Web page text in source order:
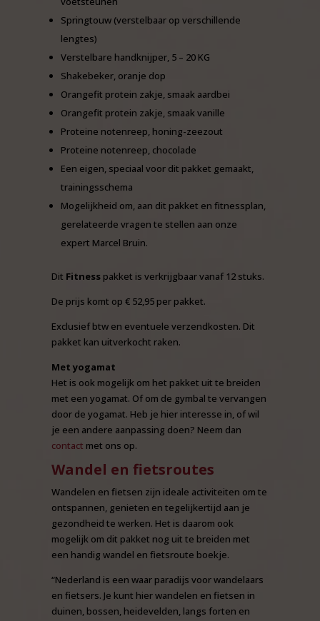
Springtouw (verstelbaar op verschillende
lengtes)
Verstelbare handknijper, 5 – 20 KG
Shakebeker, oranje dop
Orangefit protein zakje, smaak aardbei
Orangefit protein zakje, smaak vanille
Proteine notenreep, honing-zeezout
Proteine notenreep, chocolade
Een eigen, speciaal voor dit pakket gemaakt,
trainingsschema
Mogelijkheid om, aan dit pakket en fitnessplan,
gerelateerde vragen te stellen aan onze
expert Marcel Bruin.
Dit Fitness pakket is verkrijgbaar vanaf 12 stuks.
De prijs komt op € 52,95 per pakket.
Exclusief btw en eventuele verzendkosten. Dit
pakket kan uitverkocht raken.
Met yogamat
Het is ook mogelijk om het pakket uit te breiden
met een yogamat. Of om de gymbal te vervangen
door de yogamat. Heb je hier interesse in, of wil
je een andere aanpassing doen? Neem dan
contact met ons op.
Wandel en fietsroutes
Wandelen en fietsen zijn ideale activiteiten om te
ontspannen, genieten en tegelijkertijd aan je
gezondheid te werken. Het is daarom ook
mogelijk om dit pakket nog uit te breiden met
een handig wandel en fietsroute boekje.
“Nederland is een waar paradijs voor wandelaars
en fietsers. Je kunt hier wandelen en fietsen in
duinen, bossen, heidevelden, langs forten en